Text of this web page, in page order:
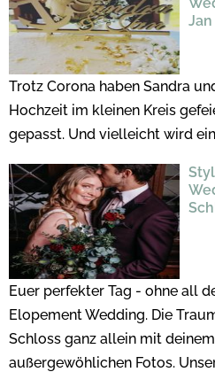
Jan
Trotz Corona haben Sandra
Hochzeit im kleinen Kreis
gepasst. Und vielleicht wird
Euer perfekter Tag - ohne all
Elopement Wedding. Die
Schloss ganz allein mit
außergewöhlichen Fotos.